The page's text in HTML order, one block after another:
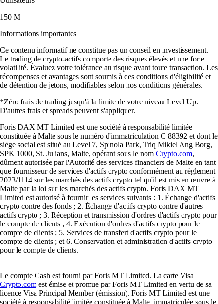
150 M
Informations importantes
Ce contenu informatif ne constitue pas un conseil en investissement.
Le trading de crypto-actifs comporte des risques élevés et une forte
volatilité. Évaluez votre tolérance au risque avant toute transaction. Les
récompenses et avantages sont soumis à des conditions d'éligibilité et
de détention de jetons, modifiables selon nos conditions générales.
*Zéro frais de trading jusqu'à la limite de votre niveau Level Up.
D'autres frais et spreads peuvent s'appliquer.
Foris DAX MT Limited est une société à responsabilité limitée
constituée à Malte sous le numéro d'immatriculation C 88392 et dont le
siège social est situé au Level 7, Spinola Park, Triq Mikiel Ang Borg,
SPK 1000, St. Julians, Malte, opérant sous le nom Crypto.com,
dûment autorisée par l'Autorité des services financiers de Malte en tant
que fournisseur de services d'actifs crypto conformément au règlement
2023/1114 sur les marchés des actifs crypto tel qu'il est mis en œuvre à
Malte par la loi sur les marchés des actifs crypto. Foris DAX MT
Limited est autorisé à fournir les services suivants : 1. Échange d'actifs
crypto contre des fonds ; 2. Échange d'actifs crypto contre d'autres
actifs crypto ; 3. Réception et transmission d'ordres d'actifs crypto pour
le compte de clients ; 4. Exécution d'ordres d'actifs crypto pour le
compte de clients ; 5. Services de transfert d'actifs crypto pour le
compte de clients ; et 6. Conservation et administration d'actifs crypto
pour le compte de clients.
Le compte Cash est fourni par Foris MT Limited. La carte Visa
Crypto.com est émise et promue par Foris MT Limited en vertu de sa
licence Visa Principal Member (émission). Foris MT Limited est une
société à responsabilité limitée constituée à Malte, immatriculée sous le